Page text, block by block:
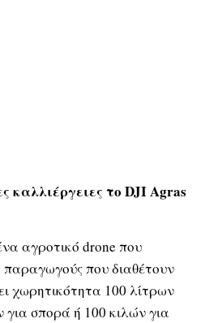
καλλιέργειες τοDJIAgras
αγροτικό drone που
παραγωγούς που διαθέτουν
χωρητικότητα 100 λίτρων
σπορά ή 100 κιλών για